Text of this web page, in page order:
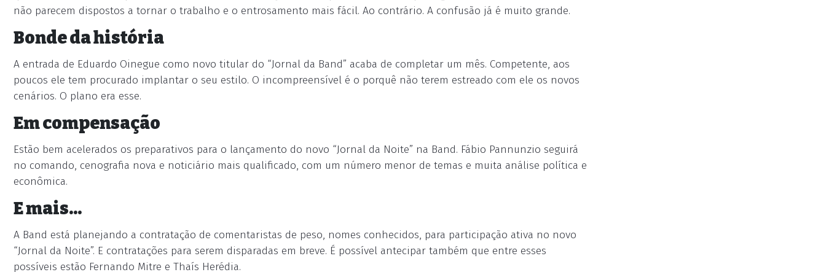
não parecem dispostos a tornar o trabalho e o entrosamento mais fácil. Ao contrário. A confusão já é muito grande.
Bonde da história
A entrada de Eduardo Oinegue como novo titular do “Jornal da Band” acaba de completar um mês. Competente, aos
poucos ele tem procurado implantar o seu estilo. O incompreensível é o porquê não terem estreado com ele os novos
cenários. O plano era esse.
Em compensação
Estão bem acelerados os preparativos para o lançamento do novo “Jornal da Noite” na Band. Fábio Pannunzio seguirá
no comando, cenografia nova e noticiário mais qualificado, com um número menor de temas e muita análise política e
econômica.
E mais...
A Band está planejando a contratação de comentaristas de peso, nomes conhecidos, para participação ativa no novo
“Jornal da Noite”. E contratações para serem disparadas em breve. É possível antecipar também que entre esses
possíveis estão Fernando Mitre e Thaís Herédia.